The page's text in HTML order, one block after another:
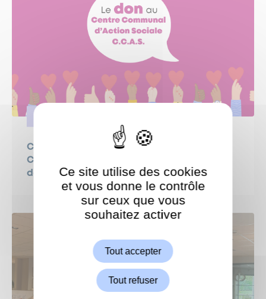
Campagne de dons 2026 au profit du
Centre Communal d’Action Sociale (CCAS)
de Garches
ShareThis est désactivé.
Ce site utilise des cookies
et vous donne le contrôle
sur ceux que vous
souhaitez activer
Tout accepter
Tout refuser